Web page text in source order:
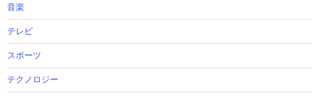
音楽
テレビ
スポーツ
テクノロジー